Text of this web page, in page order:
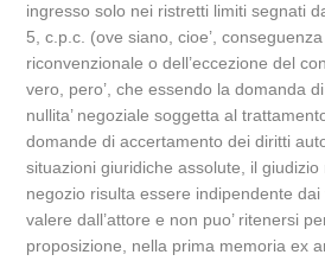
ingresso solo nei ristretti limiti segnati
5, c.p.c. (ove siano, cioe’,
riconvenzionale o dell’eccezione del
vero, pero’, che essendo la domanda
nullita’ negoziale soggetta al
domande di accertamento dei diritti
situazioni giuridiche assolute, il giudizio
negozio risulta essere indipendente dai
valere dall’attore e non puo’ ritenersi
proposizione, nella prima memoria ex